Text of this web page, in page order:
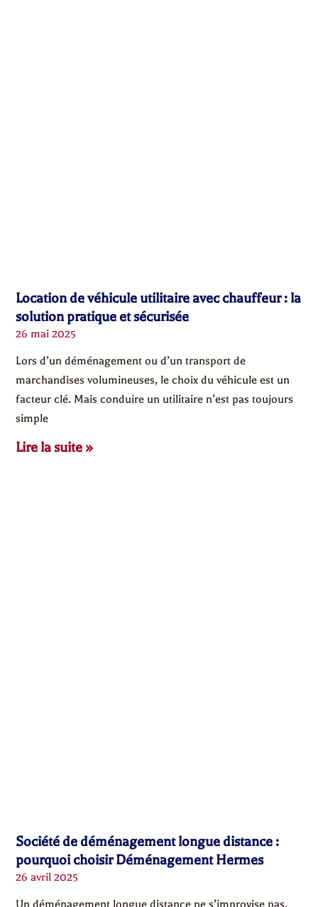
Location de véhicule utilitaire avec chauffeur : la
solution pratique et sécurisée
26 mai 2025
Lors d’un déménagement ou d’un transport de
marchandises volumineuses, le choix du véhicule est un
facteur clé. Mais conduire un utilitaire n’est pas toujours
simple
Lire la suite »
Société de déménagement longue distance :
pourquoi choisir Déménagement Hermes
26 avril 2025
Un déménagement longue distance ne s’improvise pas.